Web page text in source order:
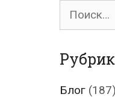
Поиск
Блог (187)